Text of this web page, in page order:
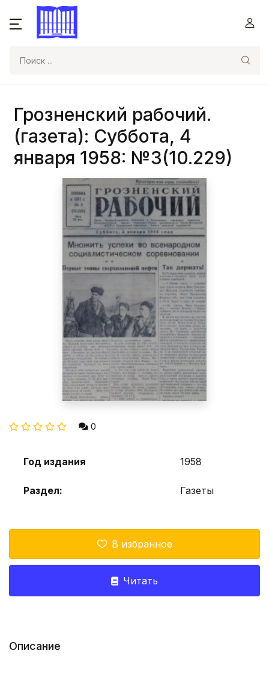
Грозненский рабочий.
(газета): Суббота, 4
января 1958: №3(10.229)
0
Год издания 1958
Раздел: Газеты
В избранное
Читать
Описание